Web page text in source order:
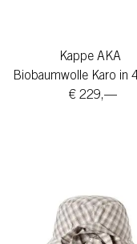
Kappe AKA
€ 229,—